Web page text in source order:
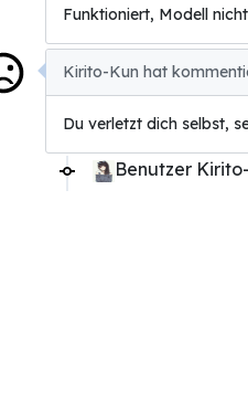
Funktioniert, Modell
Kirito-Kun hat
Du verletzt dich selbst,
Benutzer